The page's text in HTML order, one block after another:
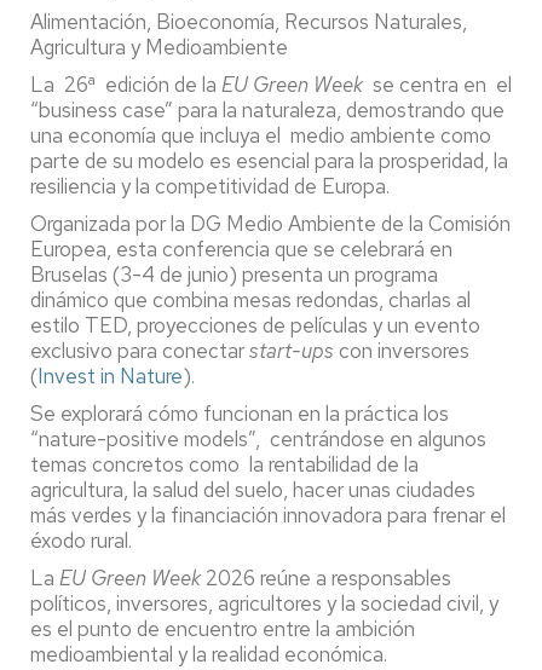
Alimentación, Bioeconomía, Recursos Naturales,
Agricultura y Medioambiente
La 26ª edición de la EU Green Weekse centra en el
“business case” para la naturaleza, demostrando que
una economía que incluya el medio ambiente como
parte de su modelo es esencial para la prosperidad, la
resiliencia y la competitividad de Europa.
Organizada por la DG Medio Ambiente de la Comisión
Europea, esta conferencia que se celebrará en
Bruselas (3-4 de junio) presenta un programa
dinámico que combina mesas redondas, charlas al
estilo TED, proyecciones de películas y un evento
exclusivo para conectarstart-ups con inversores
(Invest in Nature).
Se explorará cómo funcionan en la práctica los
“nature-positive models”, centrándose en algunos
temas concretos como la rentabilidad de la
agricultura, la salud del suelo, hacer unas ciudades
más verdes y la financiación innovadora para frenar el
éxodo rural.
La EU Green Week2026 reúne a responsables
políticos, inversores, agricultores y la sociedad civil, y
es el punto de encuentro entre la ambición
medioambiental y la realidad económica.